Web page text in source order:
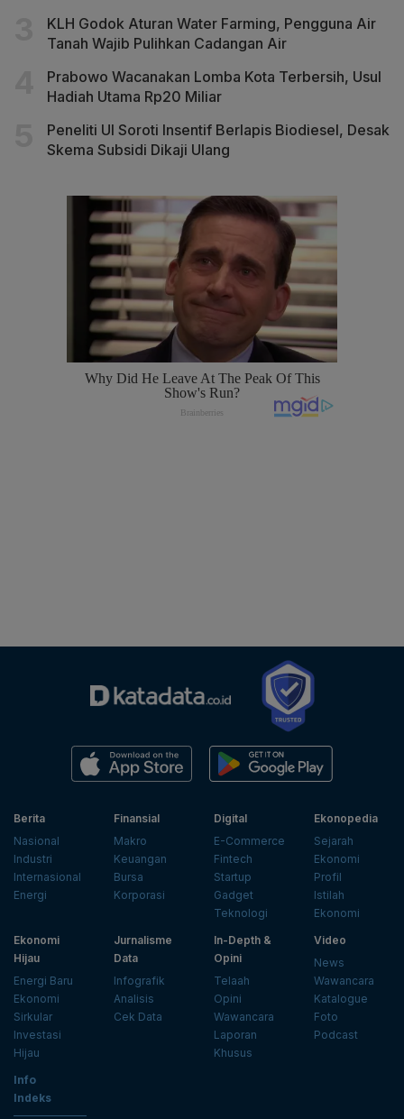
KLH Godok Aturan Water Farming, Pengguna Air
Tanah Wajib Pulihkan Cadangan Air
Prabowo Wacanakan Lomba Kota Terbersih, Usul
Hadiah Utama Rp20 Miliar
Peneliti UI Soroti Insentif Berlapis Biodiesel, Desak
Skema Subsidi Dikaji Ulang
Berita
Nasional
Industri
Internasional
Energi
Finansial
Makro
Keuangan
Bursa
Korporasi
Digital
E-Commerce
Fintech
Startup
Gadget
Teknologi
Ekonopedia
Sejarah
Ekonomi
Profil
Istilah
Ekonomi
Ekonomi
Hijau
Energi Baru
Ekonomi
Sirkular
Investasi
Hijau
Jurnalisme
Data
Infografik
Analisis
Cek Data
In-Depth &
Opini
Telaah
Opini
Wawancara
Laporan
Khusus
Video
News
Wawancara
Katalogue
Foto
Podcast
Info
Indeks